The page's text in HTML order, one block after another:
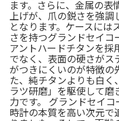
ます。さらに、金属の
上げが、爪の鋭さを強
となります。ケースに
さを持つグランドセイ
アントハードチタンを採
でなく、表面の硬さが
がつきにくいのが特徴の
た、純チタンよりも白
ラツ研磨」を駆使して
力です。 グランドセイ
時計の本質を高い次元で